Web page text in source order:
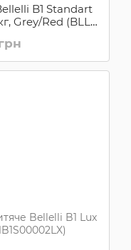
B1 Standart
Grey/Red (BLL